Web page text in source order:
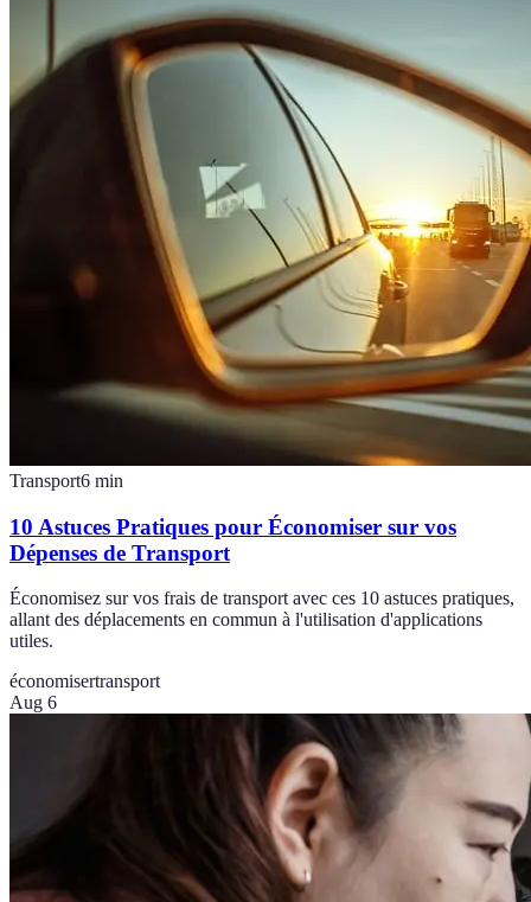
Transport6 min
10 Astuces Pratiques pour Économiser sur vos
Dépenses de Transport
Économisez sur vos frais de transport avec ces 10 astuces pratiques,
allant des déplacements en commun à l'utilisation d'applications
utiles.
économisertransport
Aug 6